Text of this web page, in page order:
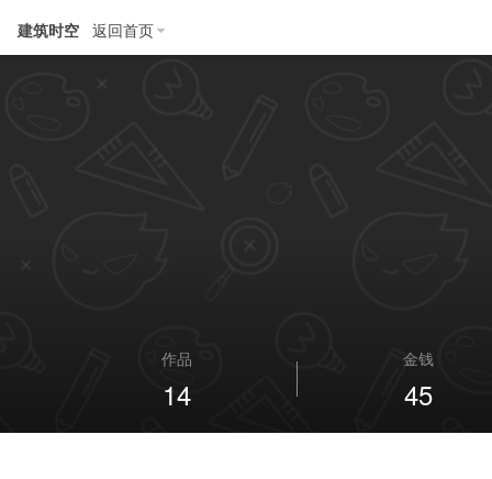
建筑时空 返回首页
作品
14
金钱
45